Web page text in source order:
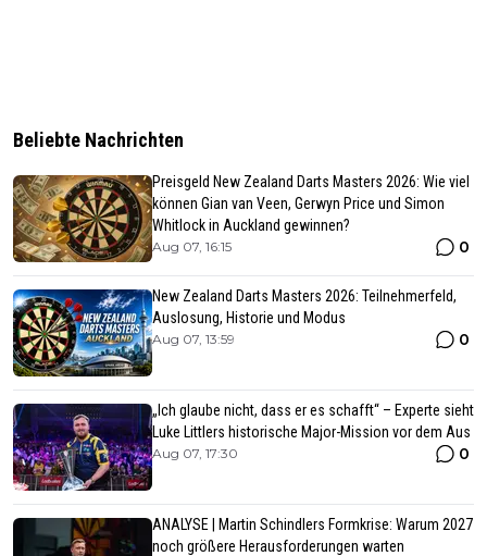
Beliebte Nachrichten
Preisgeld New Zealand Darts Masters 2026: Wie viel
können Gian van Veen, Gerwyn Price und Simon
Whitlock in Auckland gewinnen?
Aug 07, 16:15 0
New Zealand Darts Masters 2026: Teilnehmerfeld,
Auslosung, Historie und Modus
Aug 07, 13:59 0
„Ich glaube nicht, dass er es schafft“ – Experte sieht
Luke Littlers historische Major-Mission vor dem Aus
Aug 07, 17:30 0
ANALYSE | Martin Schindlers Formkrise: Warum 2027
noch größere Herausforderungen warten